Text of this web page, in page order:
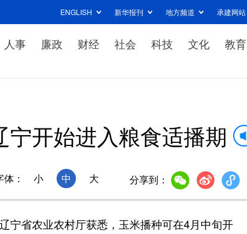
ENGLISH 新华报刊 地方频道 承建网站
人事 廉政 财经 社会 科技 文化 教育
宁开始进入粮食适播期
体： 小 中 大 分享到：
省农业农村厅获悉，玉米播种可在4月中旬开